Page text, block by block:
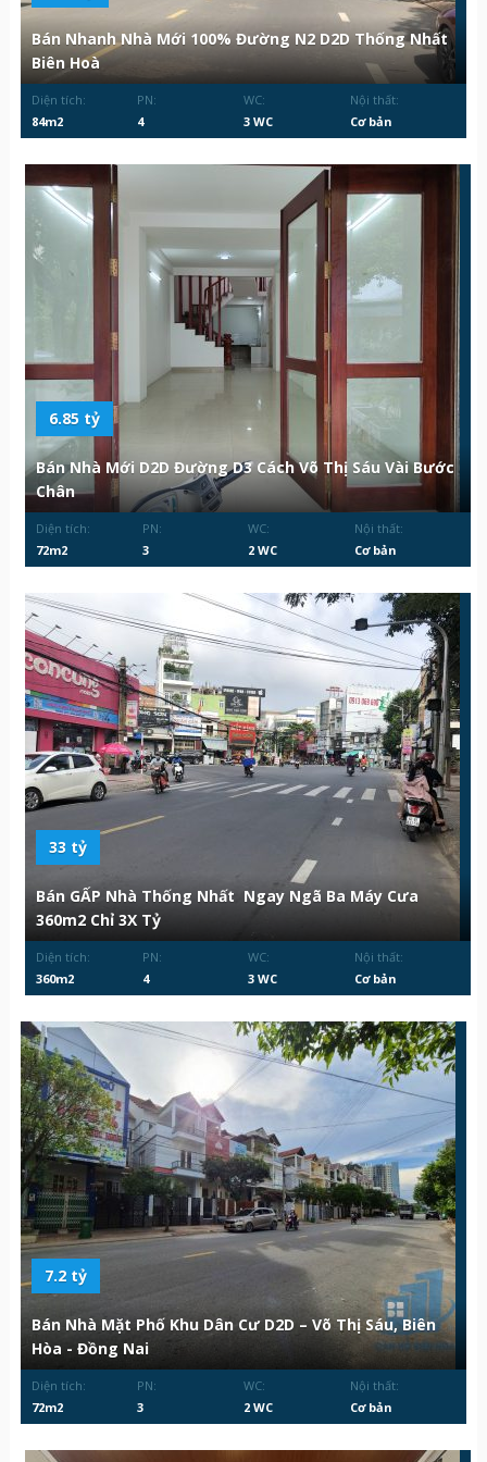
Bán Nhanh Nhà Mới 100% Đường N2 D2D Thống Nhất
Biên Hoà
Diện tích:
84m2
PN:
4
WC:
3 WC
Nội thất:
Cơ bản
6.85 tỷ
Bán Nhà Mới D2D Đường D3 Cách Võ Thị Sáu Vài Bước
Chân
Diện tích:
72m2
PN:
3
WC:
2 WC
Nội thất:
Cơ bản
33 tỷ
Bán GẤP Nhà Thống Nhất Ngay Ngã Ba Máy Cưa
360m2 Chỉ 3X Tỷ
Diện tích:
360m2
PN:
4
WC:
3 WC
Nội thất:
Cơ bản
7.2 tỷ
Bán Nhà Mặt Phố Khu Dân Cư D2D – Võ Thị Sáu, Biên
Hòa - Đồng Nai
Diện tích:
72m2
PN:
3
WC:
2 WC
Nội thất:
Cơ bản